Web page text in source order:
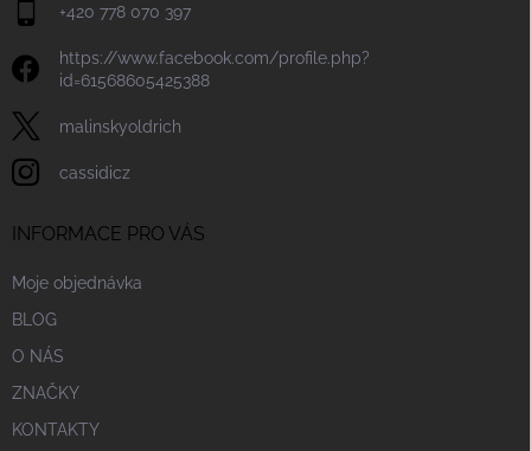
+420 778 070 397
https://www.facebook.com/profile.php?
id=61568605425388
malinskyoldrich
cassidicz
INFORMACE PRO VÁS
Moje objednávka
BLOG
O NÁS
ZNAČKY
KONTAKTY